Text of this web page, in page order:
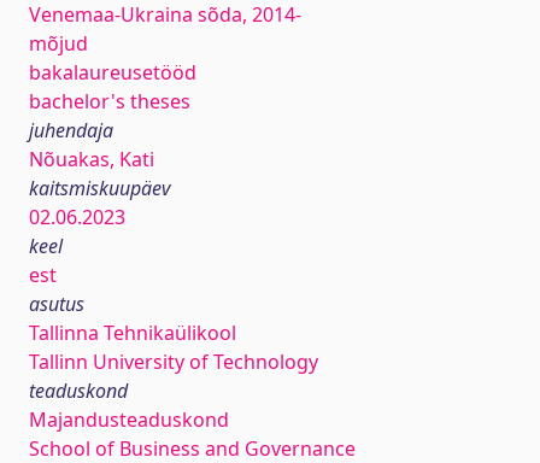
Venemaa-Ukraina sõda, 2014-
mõjud
bakalaureusetööd
bachelor's theses
juhendaja
Nõuakas, Kati
kaitsmiskuupäev
02.06.2023
keel
est
asutus
Tallinna Tehnikaülikool
Tallinn University of Technology
teaduskond
Majandusteaduskond
School of Business and Governance